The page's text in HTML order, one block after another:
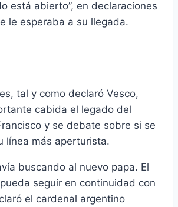
está abierto”, en declaraciones
le esperaba a su llegada.
tal y como declaró Vesco,
cabida el legado del
y se debate sobre si se
línea más aperturista.
buscando al nuevo papa. El
seguir en continuidad con
el cardenal argentino